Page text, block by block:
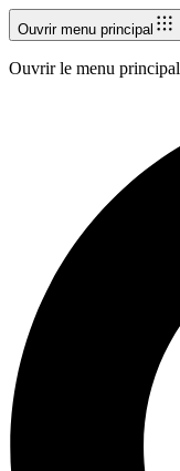
Ouvrir menu principal
Ouvrir le menu principal